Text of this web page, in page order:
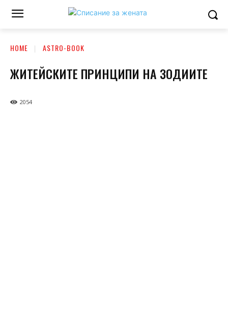
HOME ASTRO-BOOK
ЖИТЕЙСКИТЕ ПРИНЦИПИ НА ЗОДИИТЕ
2054